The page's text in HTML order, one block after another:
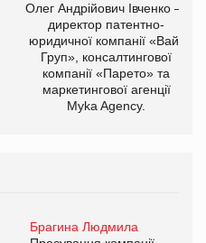
Олег Андрійович Івченко —
директор патентно-
юридичної компанії «Вайз
Груп», консалтингової
компанії «Парето» та
маркетингової агенції
Myka Agency.
Брагина Людмила